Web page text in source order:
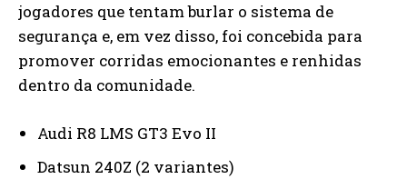
jogadores que tentam burlar o sistema de
segurança e, em vez disso, foi concebida para
promover corridas emocionantes e renhidas
dentro da comunidade.
Audi R8 LMS GT3 Evo II
Datsun 240Z (2 variantes)